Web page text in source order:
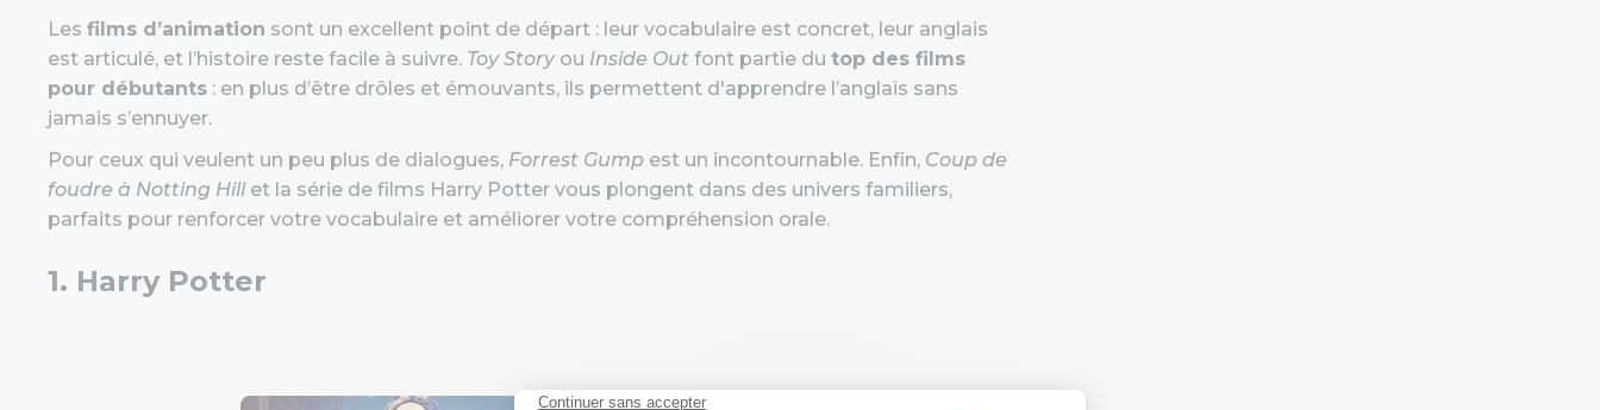
Les films d’animation sont un excellent point de départ : leur vocabulaire est concret, leur anglais
est articulé, et l’histoire reste facile à suivre. Toy Storyou Inside Out font partie du top des films
pour débutants : en plus d’être drôles et émouvants, ils permettent d'apprendre l’anglais sans
jamais s’ennuyer.
Pour ceux qui veulent un peu plus de dialogues, Forrest Gump est un incontournable. Enfin, Coup de
foudre à Notting Hillet la série de films Harry Potter vous plongent dans des univers familiers,
parfaits pour renforcer votre vocabulaire et améliorer votre compréhension orale.
1. Harry Potter